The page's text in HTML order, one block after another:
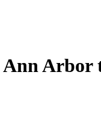
Ann Arbor